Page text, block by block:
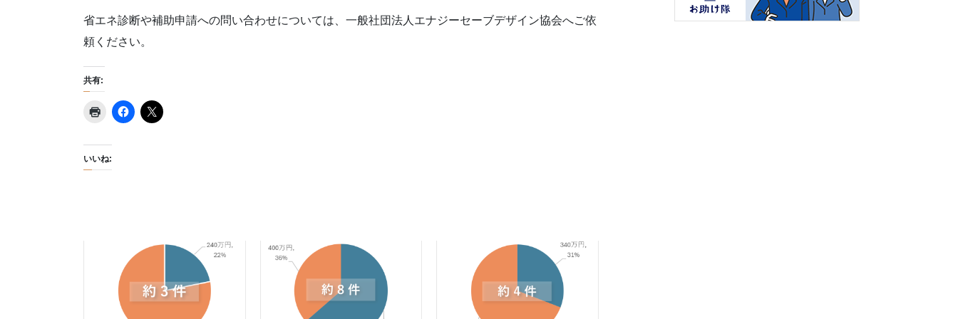
省エネ診断や補助申請への問い合わせについては、一般社団法人エナジーセーブデザイン協会へご依
頼ください。
共有:
いいね: